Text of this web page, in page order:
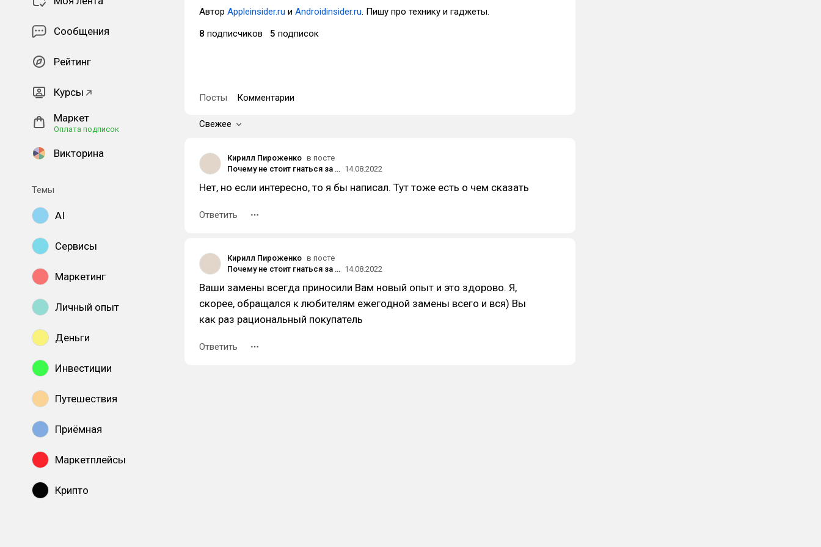
Сообщения
Рейтинг
Курсы
Маркет
Оплата подписок
Викторина
Темы
AI
Сервисы
Маркетинг
Личный опыт
Деньги
Инвестиции
Путешествия
Приёмная
Маркетплейсы
Крипто
Автор Appleinsider.ru и Androidinsider.ru. Пишу про технику и гаджеты.
8 подписчиков 5 подписок
Посты Комментарии
Свежее
Кирилл Пироженко в посте
Почему не стоит гнаться за новинками Apple 14.08.2022
Нет, но если интересно, то я бы написал. Тут тоже есть о чем сказать
Ответить
Кирилл Пироженко в посте
Почему не стоит гнаться за новинками Apple 14.08.2022
Ваши замены всегда приносили Вам новый опыт и это здорово. Я,
скорее, обращался к любителям ежегодной замены всего и вся) Вы
как раз рациональный покупатель
Ответить